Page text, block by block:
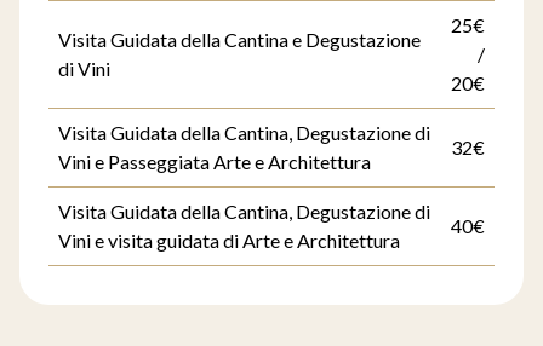
Visita Guidata della Cantina e Degustazione
di Vini
25€
/
20€
Visita Guidata della Cantina, Degustazione di
Vini e Passeggiata Arte e Architettura
32€
Visita Guidata della Cantina, Degustazione di
Vini e visita guidata di Arte e Architettura
40€